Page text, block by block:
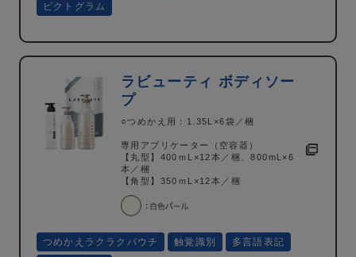
ピクトグラム
ラビューティ ボディソー
プ
○つめかえ用：1.35L×6袋／梱
専用アプリケーター（空容器）
【丸型】400ｍL×12本／梱、800mL×6
本／梱
【角型】350ｍL×12本／梱
つめかえラクラクパウチ 触覚識別
多言語表記